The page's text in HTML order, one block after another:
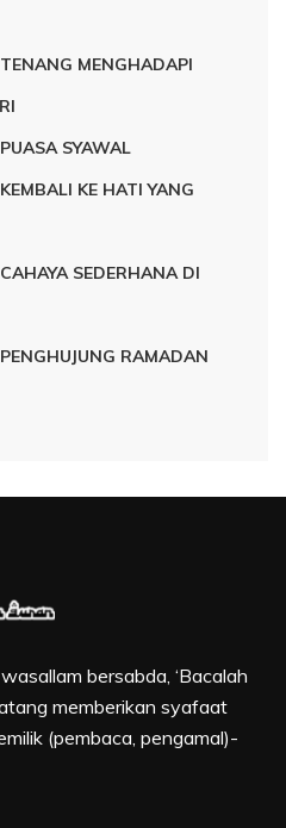
MENGHADAPI
SYAWAL
KE HATI YANG
SEDERHANA DI
RAMADAN
bersabda, ‘Bacalah
memberikan syafaat
(pembaca, pengamal)-